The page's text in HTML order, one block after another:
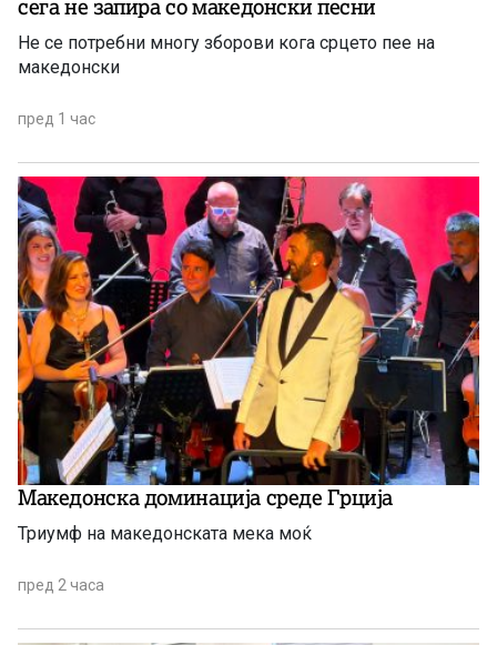
сега не запира со македонски песни
Не се потребни многу зборови кога срцето пее на
македонски
пред 1 час
Македонска доминација среде Грција
Триумф на македонската мека моќ
пред 2 часа